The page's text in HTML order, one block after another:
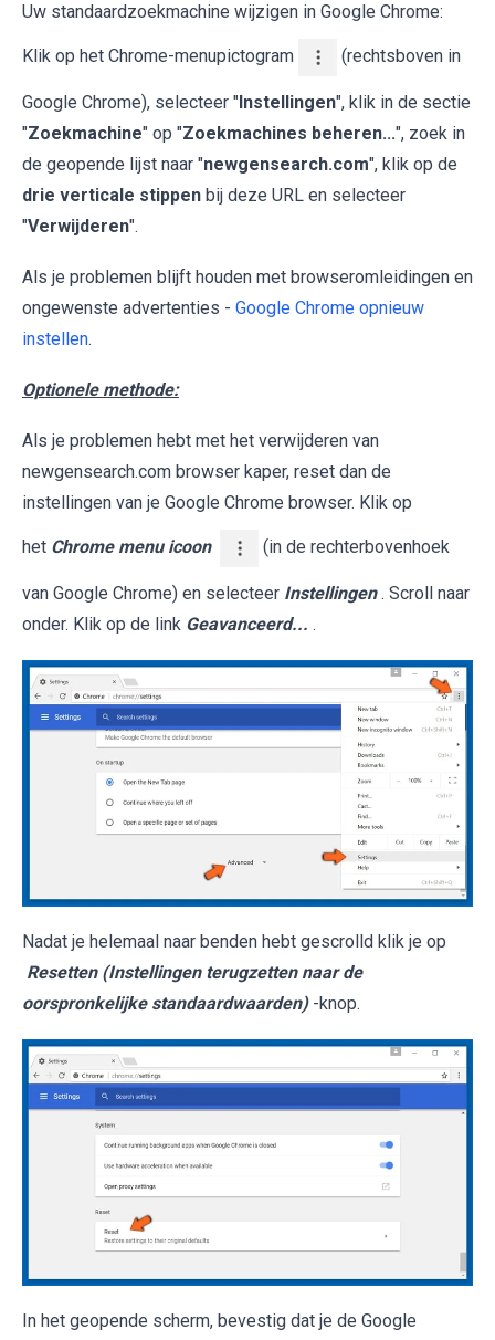
Uw standaardzoekmachine wijzigen in Google Chrome:
Klik op het Chrome-menupictogram (rechtsboven in
Google Chrome), selecteer "Instellingen", klik in de sectie
"Zoekmachine" op "Zoekmachines beheren...", zoek in
de geopende lijst naar "newgensearch.com", klik op de
drie verticale stippen bij deze URL en selecteer
"Verwijderen".
Als je problemen blijft houden met browseromleidingen en
ongewenste advertenties - Google Chrome opnieuw
instellen.
Optionele methode:
Als je problemen hebt met het verwijderen van
newgensearch.com browser kaper, reset dan de
instellingen van je Google Chrome browser. Klik op
het Chrome menu icoon (in de rechterbovenhoek
van Google Chrome) en selecteer Instellingen . Scroll naar
onder. Klik op de link Geavanceerd... .
Nadat je helemaal naar benden hebt gescrolld klik je op
Resetten (Instellingen terugzetten naar de
oorspronkelijke standaardwaarden) -knop.
In het geopende scherm, bevestig dat je de Google